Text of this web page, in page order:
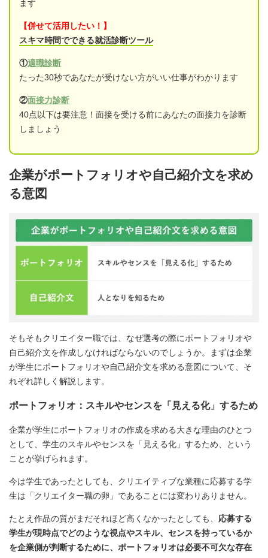
ます
【併せて活用したい！】
スキマ時間でできる就活診断ツール
①適職診断
たった30秒であなたが受けない方がいい仕事がわかります
②面接力診断
40点以下は要注意！面接を受ける前にあなたの面接力を診断
しましょう
企業がポートフォリオや自己紹介文を求め
る意図
そもそもクリエイター職では、なぜ選考の際にポートフォリオや
自己紹介文を作成しなければならないのでしょうか。まずは企業
が学生にポートフォリオや自己紹介文を求める意図について、そ
れぞれ詳しく解説します。
ポートフォリオ：スキルやセンスを「見える化」するため
企業が学生にポートフォリオの作成を求める大きな理由のひとつ
として、学生のスキルやセンスを「見える化」するため、という
ことが挙げられます。
今は学生であったとしても、クリエイティブな業種に応募する学
生は「クリエイター職の卵」であることには変わりありません。
たとえ作品の質がまだそれほど高くなかったとしても、 応募する
学生が現時点でどのような視点やスキル、センスを持っているか
を企業側が判断するために、ポートフォリオは必要不可欠な存在